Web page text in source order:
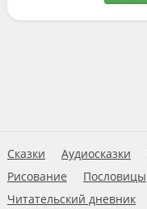
Сказки Аудиосказки
Рисование
Пословицы
Читательский дневник